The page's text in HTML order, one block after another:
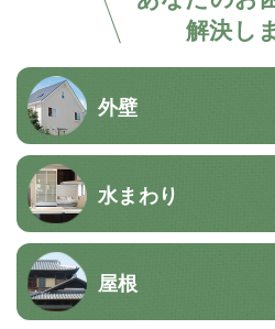
解決し
外壁
水まわり
屋根